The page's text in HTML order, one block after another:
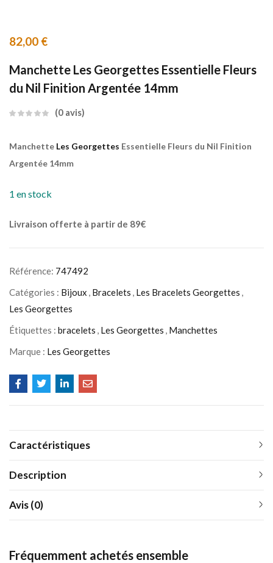
82,00 €
Manchette Les Georgettes Essentielle Fleurs
du Nil Finition Argentée 14mm
0 avis
Manchette Les Georgettes Essentielle Fleurs du Nil Finition
Argentée 14mm
1 en stock
Livraison offerte à partir de 89€
Référence: 747492
Catégories : Bijoux , Bracelets , Les Bracelets Georgettes ,
Les Georgettes
Étiquettes : bracelets , Les Georgettes , Manchettes
Marque : Les Georgettes
Caractéristiques
Description
Avis (0)
Fréquemment achetés ensemble